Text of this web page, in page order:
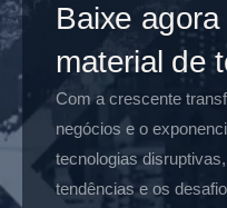
Baixe
material de
Com a crescente
negócios e o
tecnologias
tendências e os